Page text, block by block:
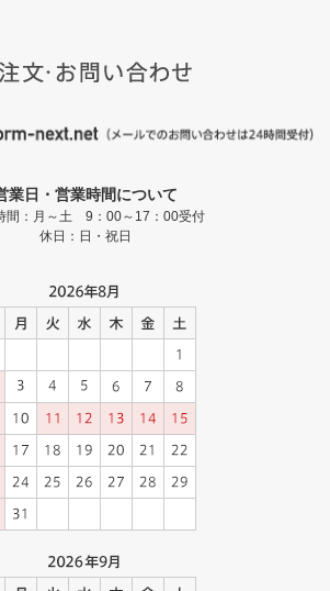
業日・営業時間について
間：月～土 9：00～17：00受付
休日：日・祝日